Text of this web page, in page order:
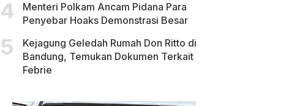
Menteri Polkam Ancam Pidana Para
Penyebar Hoaks Demonstrasi Besar
Kejagung Geledah Rumah Don Ritto di
Bandung, Temukan Dokumen Terkait
Febrie